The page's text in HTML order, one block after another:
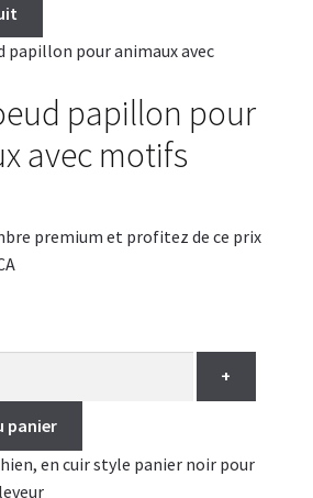
papillon pour
avec motifs
premium et profitez de ce prix
+
panier